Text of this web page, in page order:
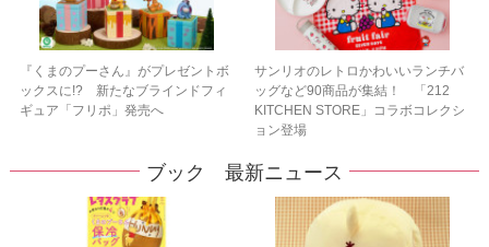
『くまのプーさん』がプレゼントボ
ックスに!? 新たなブラインドフィ
ギュア「フリポ」発売へ
サンリオのレトロかわいいランチバ
ッグなど90商品が集結！ 「212
KITCHEN STORE」コラボコレクシ
ョン登場
ブック 最新ニュース